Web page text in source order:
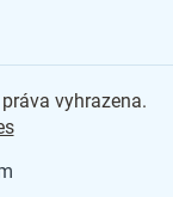
vyhrazena.